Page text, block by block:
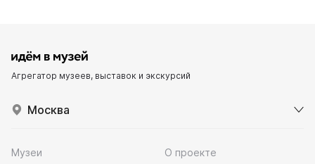
Агрегатор музеев, выставок и экскурсий
Москва
Музеи
О проекте